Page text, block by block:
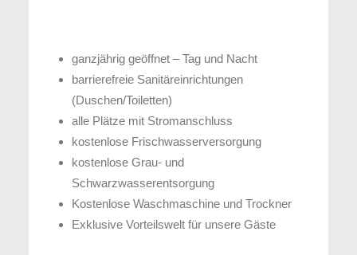
ganzjährig geöffnet – Tag und Nacht
barrierefreie Sanitäreinrichtungen
(Duschen/Toiletten)
alle Plätze mit Stromanschluss
kostenlose Frischwasserversorgung
kostenlose Grau- und
Schwarzwasserentsorgung
Kostenlose Waschmaschine und Trockner
Exklusive Vorteilswelt für unsere Gäste